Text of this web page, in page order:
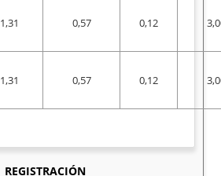
1,31 0,57 0,12
1,31 0,57 0,12
REGISTRACIÓN